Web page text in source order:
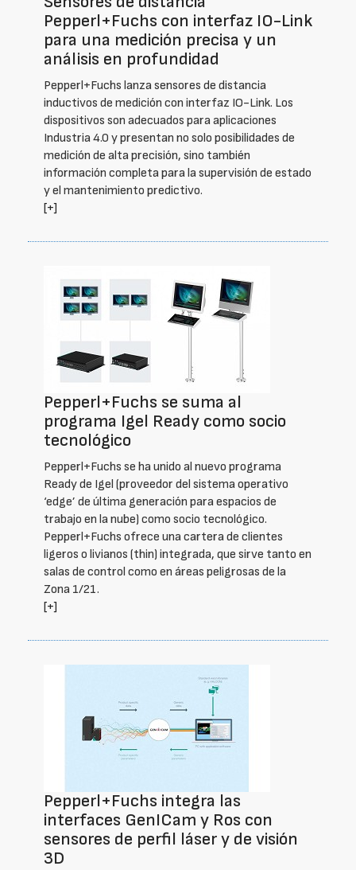
Pepperl+Fuchs con interfaz IO-Link
para una medición precisa y un
análisis en profundidad
Pepperl+Fuchs lanza sensores de distancia
inductivos de medición con interfaz IO-Link. Los
dispositivos son adecuados para aplicaciones
Industria 4.0 y presentan no solo posibilidades de
medición de alta precisión, sino también
información completa para la supervisión de estado
y el mantenimiento predictivo.
[+]
Pepperl+Fuchs se suma al
programa Igel Ready como socio
tecnológico
Pepperl+Fuchs se ha unido al nuevo programa
Ready de Igel (proveedor del sistema operativo
‘edge’ de última generación para espacios de
trabajo en la nube) como socio tecnológico.
Pepperl+Fuchs ofrece una cartera de clientes
ligeros o livianos (thin) integrada, que sirve tanto en
salas de control como en áreas peligrosas de la
Zona 1/21.
[+]
Pepperl+Fuchs integra las
interfaces GenICam y Ros con
sensores de perfil láser y de visión
3D